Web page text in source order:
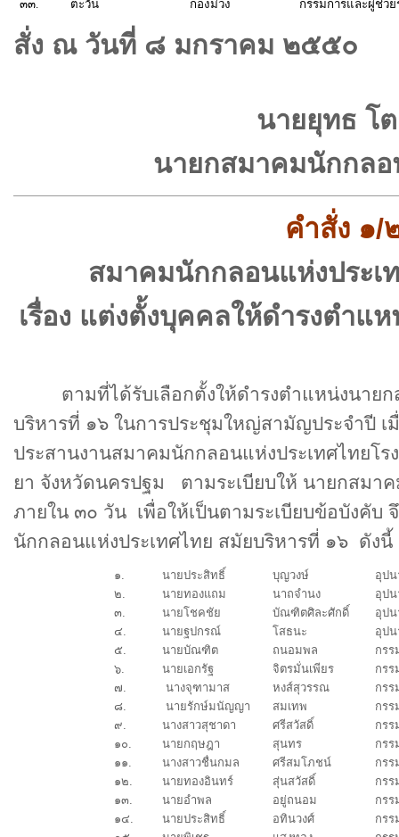
๓๓.
ตะวัน
กองม่วง
กรรมการและผู่ช่วย
สั่ง ณ วันที่ ๘ มกราคม ๒๕๕๐
นายยุทธ โ
นายกสมาคมนักกลอ
คำสั่ง ๑
สมาคมนักกลอนแห่งประเ
เรื่อง แต่งตั้งบุคคลให้ดำรงตำแ
ตามที่ได้รับเลือกตั้งให้ดำรงตำแหน่งนายก
บริหารที่ ๑๖ ในการประชุมใหญ่สามัญประจำปี
ประสานงานสมาคมนักกลอนแห่งประเทศไทยโ
ยา จังหวัดนครปฐม ตามระเบียบให้ นายกสมา
ภายใน ๓๐ วัน เพื่อให้เป็นตามระเบียบข้อบังคับ
นักกลอนแห่งประเทศไทย สมัยบริหารที่ ๑๖ ดังนี้
๑. นายประสิทธิ์ บุญวงษ์
อุป
๒.
นายทองแถม นาถจำนง
อุป
๓.
นายโชคชัย บัณฑิตศิละศักดิ์
อุป
๔.
นายฐปกรณ์ โสธนะ
อุป
๕.
นายบัณฑิต ถนอมพล
กรร
๖.
นายเอกรัฐ จิตรมั่นเพียร
กรร
๗.
นางจุฑามาส หงส์สุวรรณ
กรร
๘.
นายรักษ์มนัญญา สมเทพ
กรร
๙.
นางสาวสุชาดา ศรีสวัสดิ์
กรร
๑๐.
นายกฤษฎา สุนทร
กร
๑๑.
นางสาวชื่นกมล ศรีสมโภชน์
กรร
๑๒.
นายทองอินทร์ สุ่นสวัสดิ์
กรร
๑๓.
นายอำพล อยู่ถนอม
กร
๑๔.
นายประสิทธิ์ อทินวงศ์
กรร